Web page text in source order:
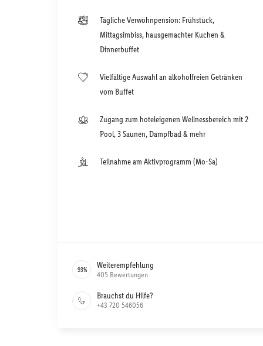
Tägliche Verwöhnpension: Frühstück,
Mittagsimbiss, hausgemachter Kuchen &
Dinnerbuffet
Vielfältige Auswahl an alkoholfreien Getränken
vom Buffet
Zugang zum hoteleigenen Wellnessbereich mit 2
Pool, 3 Saunen, Dampfbad & mehr
Teilnahme am Aktivprogramm (Mo-Sa)
93% Weiterempfehlung
405 Bewertungen
Brauchst du Hilfe?
+43 720 546056